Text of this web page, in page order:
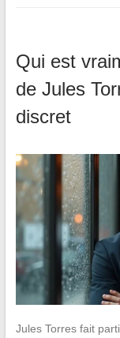
Qui est
de Jules
discret
Jules Torres fait